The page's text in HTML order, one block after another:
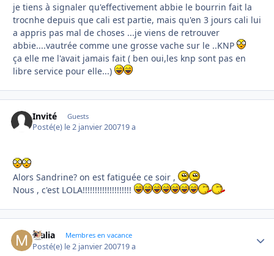
je tiens à signaler qu'effectivement abbie le bourrin fait la
trocnhe depuis que cali est partie, mais qu'en 3 jours cali lui
a appris pas mal de choses ...je viens de retrouver
abbie....vautrée comme une grosse vache sur le ..KNP
ça elle me l'avait jamais fait ( ben oui,les knp sont pas en
libre service pour elle...)
Invité Guests
Posté(e) le 2 janvier 200719 a
Alors Sandrine? on est fatiguée ce soir ,
Nous , c'est LOLA!!!!!!!!!!!!!!!!!!!!
Malia Membres en vacance
Posté(e) le 2 janvier 200719 a